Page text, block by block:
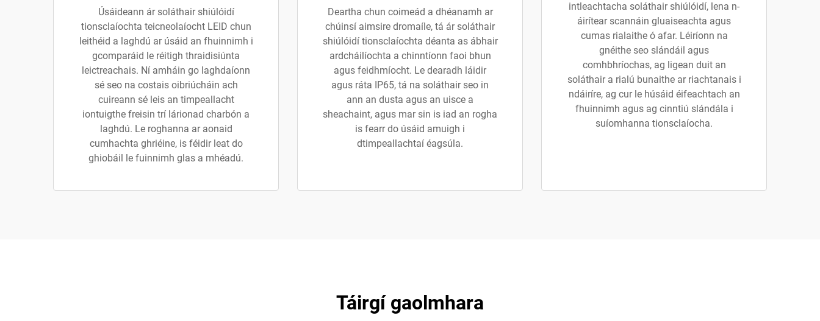
Úsáideann ár soláthair shiúlóidí
tionsclaíochta teicneolaíocht LEID chun
leithéid a laghdú ar úsáid an fhuinnimh i
gcomparáid le réitigh thraidisiúnta
leictreachais. Ní amháin go laghdaíonn
sé seo na costais oibriúcháin ach
cuireann sé leis an timpeallacht
iontuigthe freisin trí lárionad charbón a
laghdú. Le roghanna ar aonaid
cumhachta ghriéine, is féidir leat do
ghiobáil le fuinnimh glas a mhéadú.
Deartha chun coimeád a dhéanamh ar
chúinsí aimsire dromaíle, tá ár soláthair
shiúlóidí tionsclaíochta déanta as ábhair
ardcháilíochta a chinntíonn faoi bhun
agus feidhmíocht. Le dearadh láidir
agus ráta IP65, tá na soláthair seo in
ann an dusta agus an uisce a
sheachaint, agus mar sin is iad an rogha
is fearr do úsáid amuigh i
dtimpeallachtaí éagsúla.
intleachtacha soláthair shiúlóidí, lena n-
áirítear scannáin gluaiseachta agus
cumas rialaithe ó afar. Léiríonn na
gnéithe seo slándáil agus
comhbhríochas, ag ligean duit an
soláthair a rialú bunaithe ar riachtanais i
ndáiríre, ag cur le húsáid éifeachtach an
fhuinnimh agus ag cinntiú slándála i
suíomhanna tionsclaíocha.
Táirgí gaolmhara